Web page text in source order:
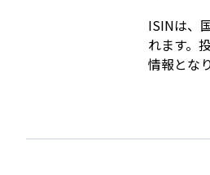
ISINは、
れます。
情報とな